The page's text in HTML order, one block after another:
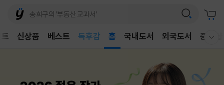
신상품 베스트
어린이
독후감
어린이
홈 국내도서 외국도서 중고샵